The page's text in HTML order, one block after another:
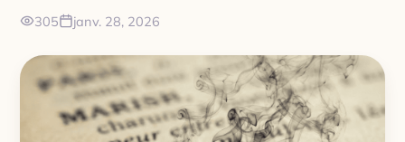
305 janv. 28, 2026